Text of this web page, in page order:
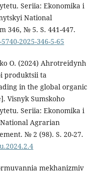
Seriia: Ekonomika i
National
346, № 5. S. 441-447.
2025-346-5-65
O. (2024) Ahrotreidynh
produktsii ta
in the global organic
Visnyk Sumskoho
Seriia: Ekonomika i
Agrarian
№ 2 (98). S. 20-27.
mekhanizmiv